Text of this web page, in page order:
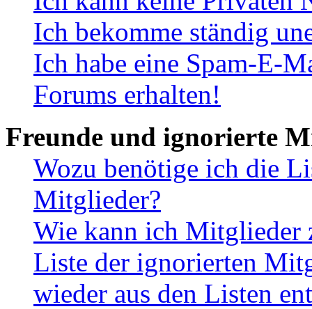
Ich bekomme ständig
Ich habe eine Spam-E-
Forums erhalten!
Freunde und ignorierte
Wozu benötige ich die
Mitglieder?
Wie kann ich Mitglieder
Liste der ignorierten
wieder aus den Listen